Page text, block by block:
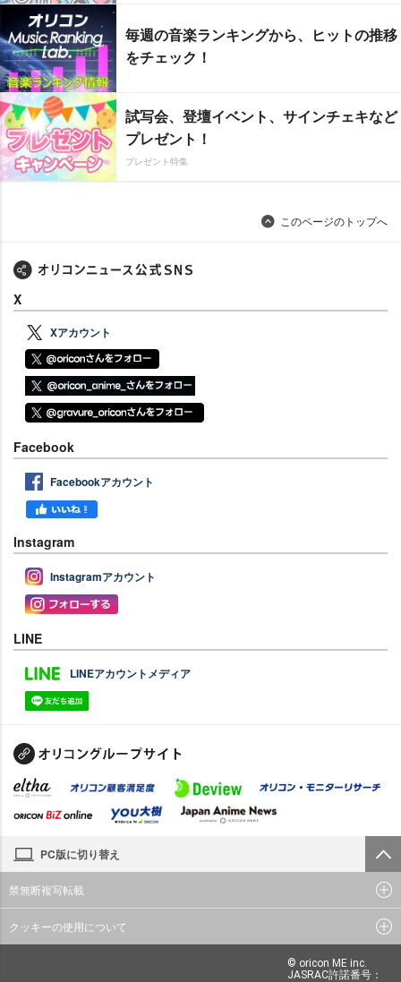
毎週の音楽ランキングから、ヒットの推移
をチェック！
試写会、登壇イベント、サインチェキなど
プレゼント！
プレゼント特集
このページのトップへ
X
Xアカウント
Facebook
Facebookアカウント
Instagram
Instagramアカウント
LINE
LINEアカウントメディア
PC版に切り替え
禁無断複写転載
クッキーの使用について
© oricon ME inc.
JASRAC許諾番号：